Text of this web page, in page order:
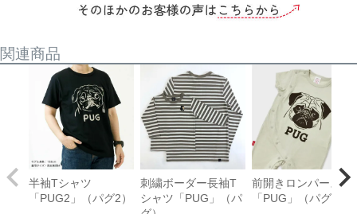
関連商品
半袖Tシャツ
「PUG2」（パグ2）
刺繍ボーダー長袖T
シャツ「PUG」（パ
前開きロンパース
「PUG」（パグ）